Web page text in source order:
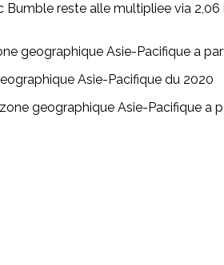
reste alle multipliee via
geographique Asie-Pacifique a
Asie-Pacifique du 2020
geographique Asie-Pacifique a